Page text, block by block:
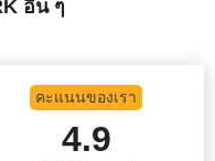
อื่น ๆ
คะแนนของเรา
4.9